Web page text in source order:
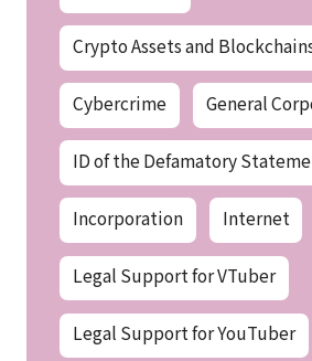
Crypto Assets and
Cybercrime General
ID of the Defamatory
Incorporation Internet
Legal Support for VTuber
Legal Support for YouTuber